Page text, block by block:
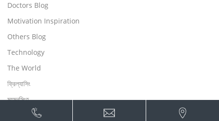
Doctors Blog
Motivation Inspiration
Others Blog
Technology
The World
ফ্রিল্যাসিং
ময়মনসিংহ